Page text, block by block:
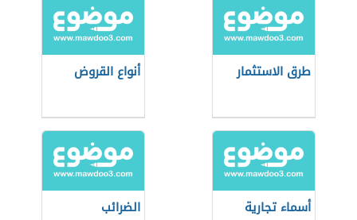
طرق الاستثمار أنواع القروض
أسماء تجارية
الضرائب